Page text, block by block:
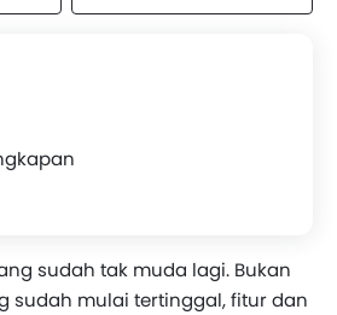
sudah tak muda lagi. Bukan
sudah mulai tertinggal, fitur dan